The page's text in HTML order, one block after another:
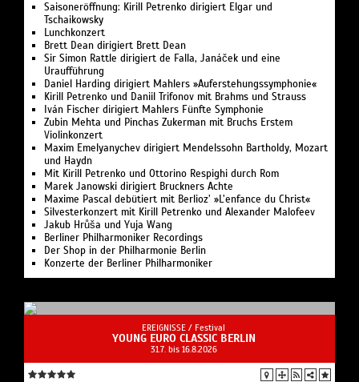
Saisoneröffnung: Kirill Petrenko dirigiert Elgar und
Tschaikowsky
Lunchkonzert
Brett Dean dirigiert Brett Dean
Sir Simon Rattle dirigiert de Falla, Janáček und eine
Uraufführung
Daniel Harding dirigiert Mahlers »Auferstehungssymphonie«
Kirill Petrenko und Daniil Trifonov mit Brahms und Strauss
Iván Fischer dirigiert Mahlers Fünfte Symphonie
Zubin Mehta und Pinchas Zukerman mit Bruchs Erstem
Violinkonzert
Maxim Emelyanychev dirigiert Mendelssohn Bartholdy, Mozart
und Haydn
Mit Kirill Petrenko und Ottorino Respighi durch Rom
Marek Janowski dirigiert Bruckners Achte
Maxime Pascal debütiert mit Berlioz’ »L’enfance du Christ«
Silvesterkonzert mit Kirill Petrenko und Alexander Malofeev
Jakub Hrůša und Yuja Wang
Berliner Philharmoniker Recordings
Der Shop in der Philharmonie Berlin
Konzerte der Berliner Philharmoniker
EREIGNISSE / Festival
YOUNG EURO CLASSIC BERLIN
31.7. bis 16.8.2026